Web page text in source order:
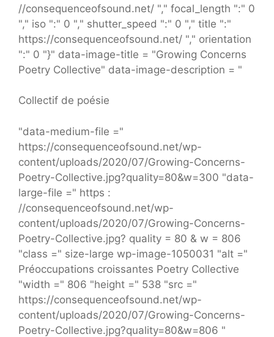
//consequenceofsound.net/ "," focal_length ":" 0
"," iso ":" 0 "," shutter_speed ":" 0 "," title ":"
https://consequenceofsound.net/ "," orientation
":" 0 "}" data-image-title = "Growing Concerns
Poetry Collective" data-image-description = "
Collectif de poésie
"data-medium-file ="
https://consequenceofsound.net/wp-
content/uploads/2020/07/Growing-Concerns-
Poetry-Collective.jpg?quality=80&w=300 "data-
large-file =" https :
//consequenceofsound.net/wp-
content/uploads/2020/07/Growing-Concerns-
Poetry-Collective.jpg? quality = 80 & w = 806
"class =" size-large wp-image-1050031 "alt ="
Préoccupations croissantes Poetry Collective
"width =" 806 "height =" 538 "src ="
https://consequenceofsound.net/wp-
content/uploads/2020/07/Growing-Concerns-
Poetry-Collective.jpg?quality=80&w=806 "